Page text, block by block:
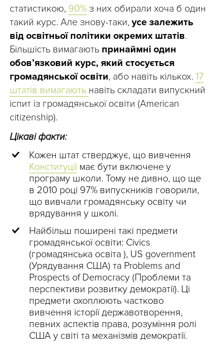
статистикою, 90% з них обирали хоча б один
такий курс. Але знову-таки, усе залежить
від освітньої політики окремих штатів.
Більшість вимагають принаймні один
обов’язковий курс, який стосується
громадянської освіти, або навіть кількох. 17
штатів вимагають навіть складати випускний
іспит із громадянської освіти (American
citizenship).
Цікаві факти:
Кожен штат стверджує, що вивчення
Конституціїмає бути включене у
програму школи. Тому не дивно, що ще
в 2010 році 97% випускників говорили,
що вивчали громадянську освіту чи
врядування у школі.
Найбільш поширені такі предмети
громадянської освіти: Civiсs
(громадянська освіта ), US government
(Урядування США) та Problems and
Prospects of Democracy (Проблеми та
перспективи розвитку демократії). Ці
предмети охоплюють частково
вивчення історії державотворення,
певних аспектів права, розуміння ролі
США у світі та механізмів демократії.